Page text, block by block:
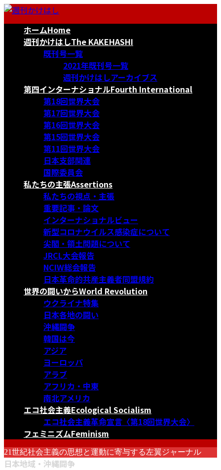
コ
ナ
ホームHome
週刊かけはしThe KAKEHASHI
既刊号一覧
2021年既刊号一覧
週刊かけはしアーカイブス
第四インターナショナルFourth International
第18回世界大会
第17回世界大会
第16回世界大会
第15回世界大会
第11回世界大会
日本支部関連
国際委員会
私たちの主張Assertions
私たちの視点・主張
重要記事・論文
インターナショナルビュー
新型コロナウイルス感染症について
尖閣・領土問題について
JRCL大会報告
NCIW総会報告
日本革命的共産主義者同盟規約
世界の闘いからWorld Revolution
ウクライナ特集
日本各地の闘い
沖縄闘争
韓国は今
アジア
ヨーロッパ
アラブ
アフリカ・中東
南北アメリカ
エコ社会主義Ecological Socialism
エコ社会主義革命宣言〈第18回世界大会〉
フェミニズムFeminism
21世紀社会主義の思想と運動に寄与する左翼ジャーナル
日本地域・沖縄闘争